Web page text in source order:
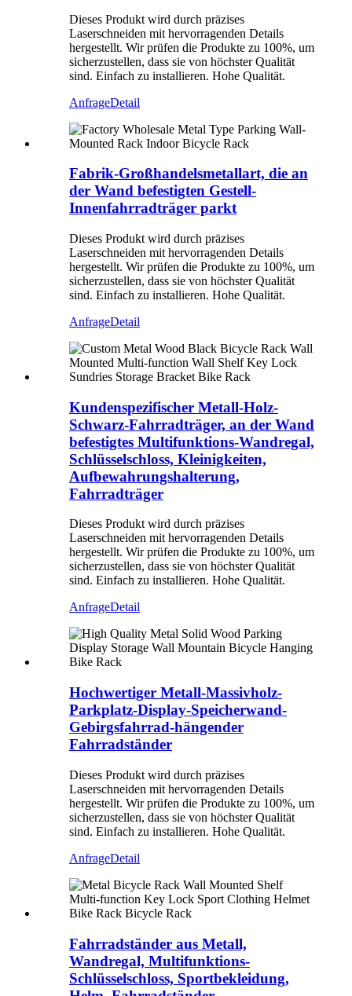
Dieses Produkt wird durch präzises
Laserschneiden mit hervorragenden Details
hergestellt. Wir prüfen die Produkte zu 100%, um
sicherzustellen, dass sie von höchster Qualität
sind. Einfach zu installieren. Hohe Qualität.
AnfrageDetail
Fabrik-Großhandelsmetallart, die an
der Wand befestigten Gestell-
Innenfahrradträger parkt
Dieses Produkt wird durch präzises
Laserschneiden mit hervorragenden Details
hergestellt. Wir prüfen die Produkte zu 100%, um
sicherzustellen, dass sie von höchster Qualität
sind. Einfach zu installieren. Hohe Qualität.
AnfrageDetail
Kundenspezifischer Metall-Holz-
Schwarz-Fahrradträger, an der Wand
befestigtes Multifunktions-Wandregal,
Schlüsselschloss, Kleinigkeiten,
Aufbewahrungshalterung,
Fahrradträger
Dieses Produkt wird durch präzises
Laserschneiden mit hervorragenden Details
hergestellt. Wir prüfen die Produkte zu 100%, um
sicherzustellen, dass sie von höchster Qualität
sind. Einfach zu installieren. Hohe Qualität.
AnfrageDetail
Hochwertiger Metall-Massivholz-
Parkplatz-Display-Speicherwand-
Gebirgsfahrrad-hängender
Fahrradständer
Dieses Produkt wird durch präzises
Laserschneiden mit hervorragenden Details
hergestellt. Wir prüfen die Produkte zu 100%, um
sicherzustellen, dass sie von höchster Qualität
sind. Einfach zu installieren. Hohe Qualität.
AnfrageDetail
Fahrradständer aus Metall,
Wandregal, Multifunktions-
Schlüsselschloss, Sportbekleidung,